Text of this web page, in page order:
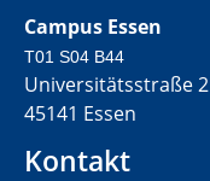
Campus Essen
T01 S04 B44
Universitätsstraße 2
45141 Essen
Kontakt